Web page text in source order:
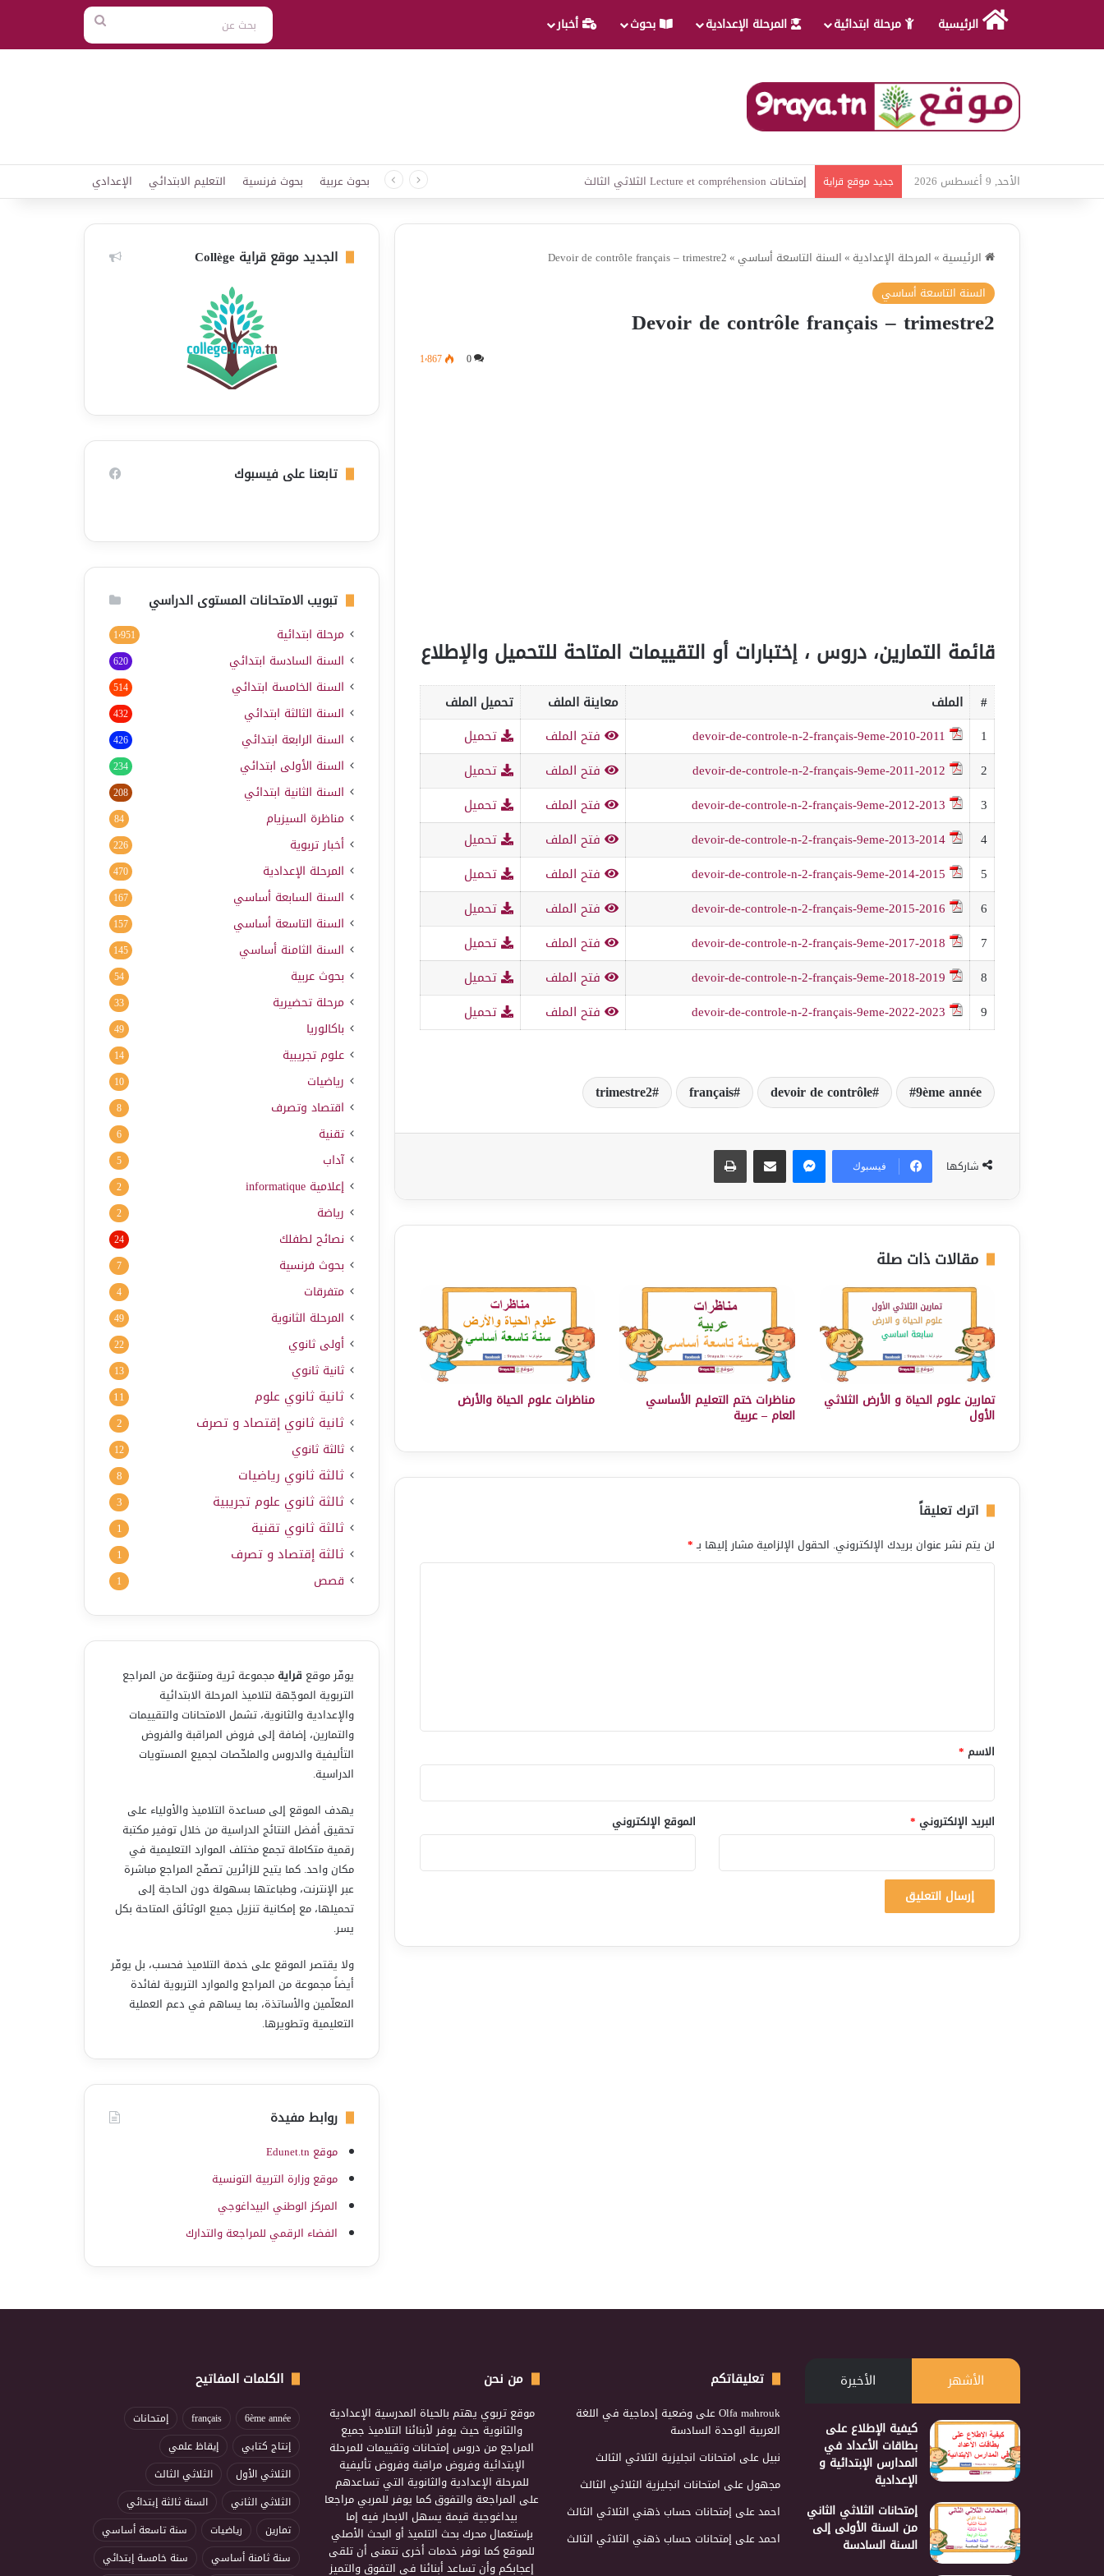
الرئيسية مرحلة ابتدائية المرحلة الإعدادية بحوث أخبار
بحث
عن
الأحد, 9 أغسطس 2026 جديد موقع قراية امتحانات قواعد لغة الثلاثي الثالث بحوث عربية بحوث فرنسية التعليم الابتدائي الإعدادي
الرئيسية »المرحلة الإعدادية »السنة التاسعة أساسي »
Devoir de contrôle français – trimestre2
السنة التاسعة أساسي
Devoir de contrôle français – trimestre2
0 1٬867
قائمة التمارين، دروس ، إختبارات أو التقييمات المتاحة للتحميل والإطلاع
# الملف معاينة الملف
تحميل الملف
1
devoir-de-controle-n-2-français-9eme-2010-2011 فتح الملف
تحميل
2
devoir-de-controle-n-2-français-9eme-2011-2012 فتح الملف
تحميل
3
devoir-de-controle-n-2-français-9eme-2012-2013 فتح الملف
تحميل
4
devoir-de-controle-n-2-français-9eme-2013-2014 فتح الملف
تحميل
5
devoir-de-controle-n-2-français-9eme-2014-2015 فتح الملف
تحميل
6
devoir-de-controle-n-2-français-9eme-2015-2016 فتح الملف
تحميل
7
devoir-de-controle-n-2-français-9eme-2017-2018 فتح الملف
تحميل
8
devoir-de-controle-n-2-français-9eme-2018-2019 فتح الملف
تحميل
9
devoir-de-controle-n-2-français-9eme-2022-2023 فتح الملف تحميل
9ème année
devoir de contrôle
français
trimestre2
شاركها فيسبوك
مقالات ذات صلة
تمارين علوم الحياة و الأرض الثلاثي
الأول
مناظرات ختم التعليم الأساسي
العام – عربية
مناظرات علوم الحياة والأرض
اترك تعليقاً
لن يتم نشر عنوان بريدك الإلكتروني. الحقول الإلزامية مشار إليها بـ*
*
الاسم *
البريد الإلكتروني * الموقع الإلكتروني
الجديد موقع قراية Collège
تابعنا على فيسبوك
تبويب الامتحانات المستوى الدراسي
مرحلة ابتدائية 1٬951
السنة السادسة ابتدائي 620
السنة الخامسة ابتدائي 514
السنة الثالثة ابتدائي 432
السنة الرابعة ابتدائي 426
السنة الأولى ابتدائي 234
السنة الثانية ابتدائي 208
مناظرة السيزيام 84
أخبار تربوية 226
المرحلة الإعدادية 470
السنة السابعة أساسي 167
السنة التاسعة أساسي 157
السنة الثامنة أساسي 145
بحوث عربية 54
مرحلة تحضيرية 33
باكالوريا 49
علوم تجريبية 14
رياضيات 10
اقتصاد وتصرف 8
تقنية 6
آداب 5
إعلامية informatique
2
رياضة 2
نصائح لطفلك 24
بحوث فرنسية 7
متفرقات 4
المرحلة الثانوية 49
أولى ثانوي 22
ثانية ثانوي 13
ثانية ثانوي علوم 11
ثانية ثانوي إقتصاد و تصرف 2
ثالثة ثانوي 12
ثالثة ثانوي رياضيات 8
ثالثة ثانوي علوم تجريبية 3
ثالثة ثانوي تقنية 1
ثالثة إقتصاد و تصرف 1
قصص 1
يوفّر موقع قرايةمجموعة ثرية ومتنوّعة من المراجع
التربوية الموجّهة لتلاميذ المرحلة الابتدائية
والإعدادية والثانوية، تشمل الامتحانات والتقييمات
والتمارين، إضافة إلى فروض المراقبة والفروض
التأليفية والدروس والملخّصات لجميع المستويات
الدراسية.
يهدف الموقع إلى مساعدة التلاميذ والأولياء على
تحقيق أفضل النتائج الدراسية من خلال توفير مكتبة
رقمية متكاملة تجمع مختلف الموارد التعليمية في
مكان واحد. كما يتيح للزائرين تصفّح المراجع مباشرة
عبر الإنترنت، وطباعتها بسهولة دون الحاجة إلى
تحميلها، مع إمكانية تنزيل جميع الوثائق المتاحة بكل
يسر.
ولا يقتصر الموقع على خدمة التلاميذ فحسب، بل يوفّر
أيضاً مجموعة من المراجع والموارد التربوية لفائدة
المعلّمين والأساتذة، بما يساهم في دعم العملية
التعليمية وتطويرها.
روابط مفيدة
موقع Edunet.tn
موقع وزارة التربية التونسية
المركز الوطني البيداغوجي
الفضاء الرقمي للمراجعة والتدارك
الأشهر الأخيرة
كيفية الإطلاع على
بطاقات الأعداد في
المدارس الإبتدائية و
الإعدادية
إمتحانات الثلاثي الثاني
من السنة الأولى إلى
السنة السادسة
تعليقاتكم
Olfa mahroukعلىوضعية إدماجية في اللغة
العربية الوحدة السادسة
نبيلعلى امتحانات انجليزية الثلاثي الثالث
مجهولعلى امتحانات انجليزية الثلاثي الثالث
احمدعلى إمتحانات حساب ذهني الثلاثي الثالث
احمدعلى إمتحانات حساب ذهني الثلاثي الثالث
من نحن
موقع تربوي يهتم بالحياة المدرسية الإعدادية
والثانوية حيث يوفر لأبنائنا التلاميذ جميع
المراجع من دروس إمتحانات وتقييمات للمرحلة
الإبتدائية وفروض مراقبة وفروض تأليفية
للمرحلة الإعدادية والثانوية التي تساعدهم
على المراجعة والتفوق كما يوفر للمربي مراجعا
بيداغوجية قيمة يسهل الابحار فيه إما
بإستعمال محرك بحث التلميذ أو البحث الأصلي
للموقع كما نوفر خدمات أخرى نتمنى أن تلقى
إعجابكم وأن تساعد أبنائنا في التفوق والتميز
الكلمات المفاتيح
6ème année
français
إمتحانات
إنتاج كتابي
إيقاظ علمي
الثلاثي الأول
الثلاثي الثالث
الثلاثي الثاني
السنة ثالثة إبتدائي
تمارين
رياضيات
سنة تاسعة أساسي
سنة ثامنة أساسي
سنة خامسة إبتدائي